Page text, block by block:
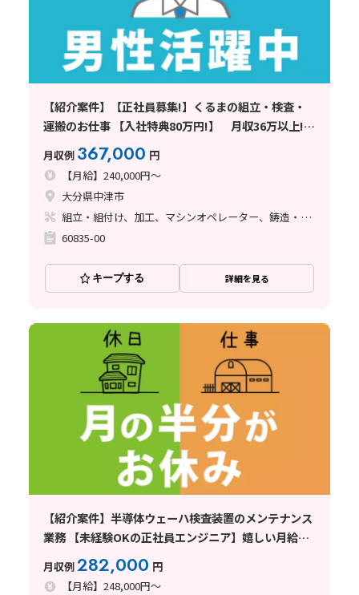
【紹介案件】【正社員募集!】くるまの組立・検査・
運搬のお仕事 【入社特典80万円!】 月収36万以上!
ずっと寮費無料!
月収例 367,000 円
【月給】240,000円～
大分県中津市
組立・組付け、加工、マシンオペレーター、鋳造・鍛造、溶接、塗装
60835-00
キープする 詳細を見る
【紹介案件】半導体ウェーハ検査装置のメンテナンス
業務 【未経験OKの正社員エンジニア】嬉しい月給制
度!年間休日185日♪
月収例282,000 円
【月給】248,000円～